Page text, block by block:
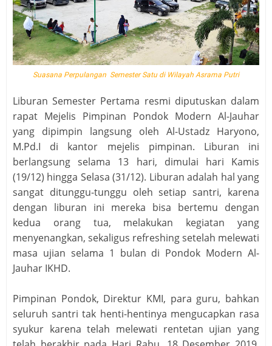
Suasana Perpulangan Semester Satu di Wilayah Asrama Putri
Liburan Semester Pertama resmi diputuskan dalam
rapat Mejelis Pimpinan Pondok Modern Al-Jauhar
yang dipimpin langsung oleh Al-Ustadz Haryono,
M.Pd.I di kantor mejelis pimpinan. Liburan ini
berlangsung selama 13 hari, dimulai hari Kamis
(19/12) hingga Selasa (31/12). Liburan adalah hal yang
sangat ditunggu-tunggu oleh setiap santri, karena
dengan liburan ini mereka bisa bertemu dengan
kedua orang tua, melakukan kegiatan yang
menyenangkan, sekaligus refreshing setelah melewati
masa ujian selama 1 bulan di Pondok Modern Al-
Jauhar IKHD.
Pimpinan Pondok, Direktur KMI, para guru, bahkan
seluruh santri tak henti-hentinya mengucapkan rasa
syukur karena telah melewati rentetan ujian yang